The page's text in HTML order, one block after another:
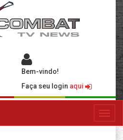
Bem-vindo!
Faça seu login aqui